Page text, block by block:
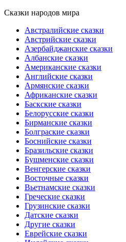
Сказки народов мира
Австралийские сказки
Австрийские сказки
Азербайджанские сказки
Албанские сказки
Американские сказки
Английские сказки
Армянские сказки
Африканские сказки
Баскские сказки
Белорусские сказки
Бирманские сказки
Болграские сказки
Боснийские сказки
Бразильские сказки
Бушменские сказки
Венгерские сказки
Восточные сказки
Вьетнамские сказки
Греческие сказки
Грузинские сказки
Датские сказки
Другие сказки
Еврейские сказки